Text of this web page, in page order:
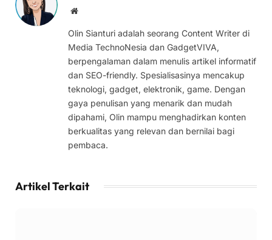
Website
Olin Sianturi adalah seorang Content Writer di
Media TechnoNesia dan GadgetVIVA,
berpengalaman dalam menulis artikel informatif
dan SEO-friendly. Spesialisasinya mencakup
teknologi, gadget, elektronik, game. Dengan
gaya penulisan yang menarik dan mudah
dipahami, Olin mampu menghadirkan konten
berkualitas yang relevan dan bernilai bagi
pembaca.
Artikel Terkait